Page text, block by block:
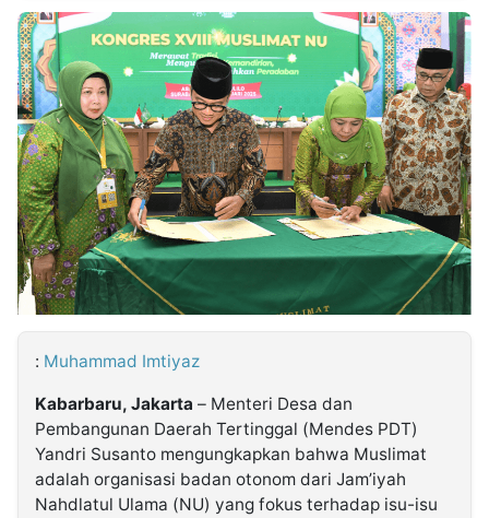
INDONESIA
Partner
Insight
NTB
Suara
Time
Lens
IDN
Daily
Jogja
Jalan
Rakyat
Idealita
News
Kita
Notice
Dinamikapost.com
Radar
Baru
Seedbacklink
Follow
Kabarbaru
: Muhammad Imtiyaz
Kabarbaru, Jakarta – Menteri Desa dan
Pembangunan Daerah Tertinggal (Mendes PDT)
Yandri Susanto mengungkapkan bahwa Muslimat
adalah organisasi badan otonom dari Jam’iyah
Nahdlatul Ulama (NU) yang fokus terhadap isu-isu